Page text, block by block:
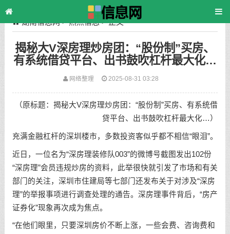
湖南信息网>热点信息> 正文
揭秘大V深房理炒房团：“股份制”买房、
有系统借贷平台、出书鼓吹杠杆最大化…
网络整理 2025-08-31 03:28
（原标题：揭秘大V深房理炒房团：“股份制”买房、有系统借
贷平台、出书鼓吹杠杆最大化…）
充满金融杠杆的深圳楼市，多数投资客似乎都不相信“眼泪”。
近日，一位名为“深房理装修队003”的微博号截图发出102份
“深房理”会员违规炒房的资料，此举很快就引发了市场和有关
部门的关注，深圳市住建局等七部门还发布关于对涉及“深房
理”的举报事项进行调查处理的通告。深房理事件背后，“房产
证券化”现象再次成为焦点。
“在他们眼里，只要深圳房价不断上涨，一些会费、咨询费和